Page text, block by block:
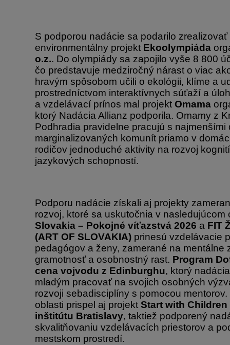
S podporou nadácie sa podarilo
environmentálny projekt Ekoolympiáda
o.z.. Do olympiády sa zapojilo vyše 8 800
čo predstavuje medziročný nárast o viac
hravým spôsobom učili o ekológii, klíme a
prostredníctvom interaktívnych súťaží a
a vzdelávací prínos mal projekt Omama
ktorý Nadácia Allianz podporila. Omamy z
Podhradia pravidelne pracujú s najmenšími
marginalizovaných komunít priamo v
rodičov jednoduché aktivity na rozvoj
jazykových schopností.
Podporu nadácie získali aj projekty
rozvoj, ktoré sa uskutočnia v
Slovakia – Pokojné víťazstvá 2026 a FIT
(ART OF SLOVAKIA) prinesú vzdelávacie
pedagógov a ženy, zamerané na mentálne
gramotnosť a osobnostný rast. Program
cena vojvodu z Edinburghu, ktorý
mladým pracovať na svojich osobných
rozvoji sebadisciplíny s pomocou
oblasti prispel aj projekt Start with
inštitútu Bratislavy, taktiež podporený
skvalitňovaniu vzdelávacích priestorov a
mestskom prostredí.